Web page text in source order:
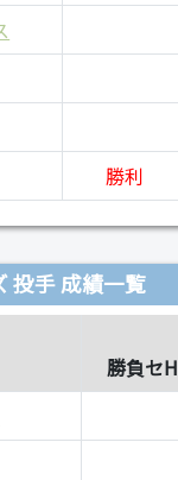
勝利
投手 成績一覧
勝負セH